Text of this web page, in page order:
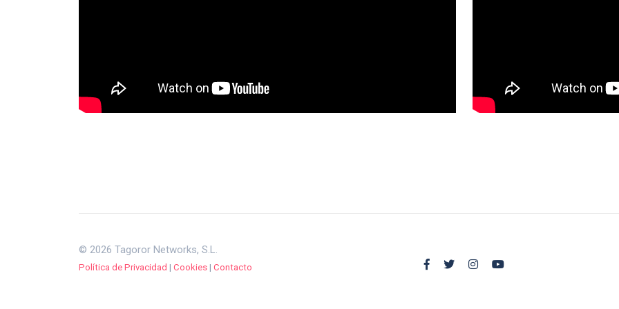
© 2026 Tagoror Networks, S.L.
Política de Privacidad | Cookies | Contacto